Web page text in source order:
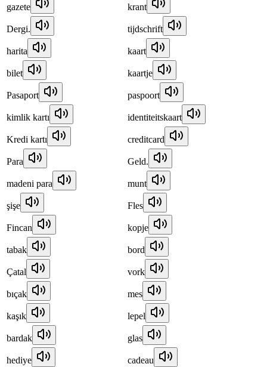
gazete krant
Dergi. tijdschrift
harita kaart
bilet kaartje
Pasaport paspoort
kimlik kartı identiteitskaart
Kredi kartı creditcard
Para Geld.
madeni para munt
şişe Fles
Fincan kopje
tabak bord
Çatal vork
bıçak mes
kaşık lepel
bardak glas
hediye cadeau